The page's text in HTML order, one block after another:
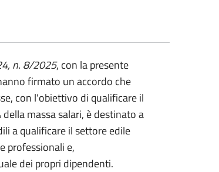
n. 8/2025, con la presente
firmato un accordo che
con l'obiettivo di qualificare il
massa salari, è destinato a
a qualificare il settore edile
professionali e,
dei propri dipendenti.